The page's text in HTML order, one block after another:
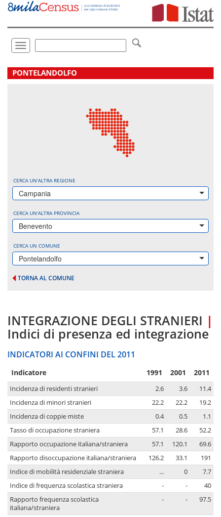
Vai
direttamente
Toggle
navigation
.
PONTELANDOLFO
CERCA UN'ALTRA REGIONE
Campania
CERCA UN'ALTRA PROVINCIA
Benevento
CERCA UN COMUNE
Pontelandolfo
TORNA AL COMUNE
INTEGRAZIONE DEGLI STRANIERI |
Indici di presenza ed integrazione
INDICATORI AI CONFINI DEL 2011
Indicatore 1991 2001 2011
Incidenza di residenti stranieri 2.6 3.6
11.4
Incidenza di minori stranieri
22.2 22.2
19.2
Incidenza di coppie miste
0.4 0.5
1.1
Tasso di occupazione straniera
57.1 28.6
52.2
Rapporto occupazione italiana/straniera
57.1 120.1
69.6
Rapporto disoccupazione italiana/straniera
126.2 33.1
191
Indice di mobilità residenziale straniera
... 0
7.7
Indice di frequenza scolastica straniera
- -
40
Rapporto frequenza scolastica
italiana/straniera
- - 97.5